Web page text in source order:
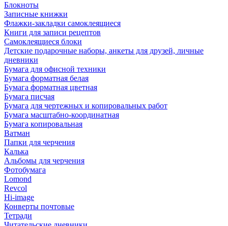
Блокноты
Записные книжки
Флажки-закладки самоклеящиеся
Книги для записи рецептов
Самоклеящиеся блоки
Детские подарочные наборы, анкеты для друзей, личные
дневники
Бумага для офисной техники
Бумага форматная белая
Бумага форматная цветная
Бумага писчая
Бумага для чертежных и копировальных работ
Бумага масштабно-координатная
Бумага копировальная
Ватман
Папки для черчения
Калька
Альбомы для черчения
Фотобумага
Lomond
Revcol
Hi-image
Конверты почтовые
Тетради